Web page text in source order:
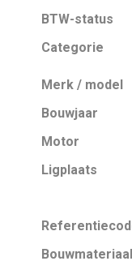
BTW-status
Categorie
Merk / model
Bouwjaar
Motor
Ligplaats
Bouwmateriaal